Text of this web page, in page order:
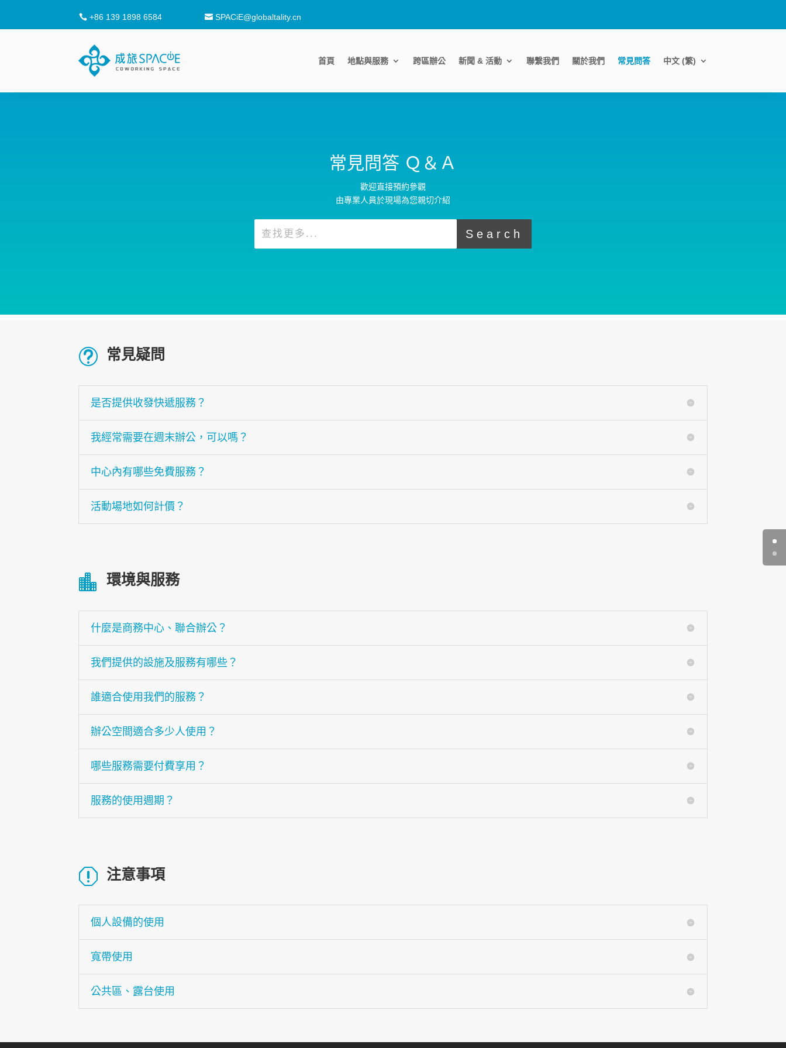
 +86 139 1898 6584  SPACiE@globaltality.cn
首頁 地點與服務 跨區辦公 新聞 & 活動 聯繫我們 關於我們 常見問答 中文 (繁)
常見問答 Ｑ＆Ａ
歡迎直接預約參觀
由專業人員於現場為您親切介紹
t 常見疑問
是否提供收發快遞服務？
我經常需要在週末辦公，可以嗎？
中心內有哪些免費服務？
活動場地如何計價？
 環境與服務
什麼是商務中心、聯合辦公？
我們提供的設施及服務有哪些？
誰適合使用我們的服務？
辦公空間適合多少人使用？
哪些服務需要付費享用？
服務的使用週期？
q 注意事項
個人設備的使用
寬帶使用
公共區、露台使用